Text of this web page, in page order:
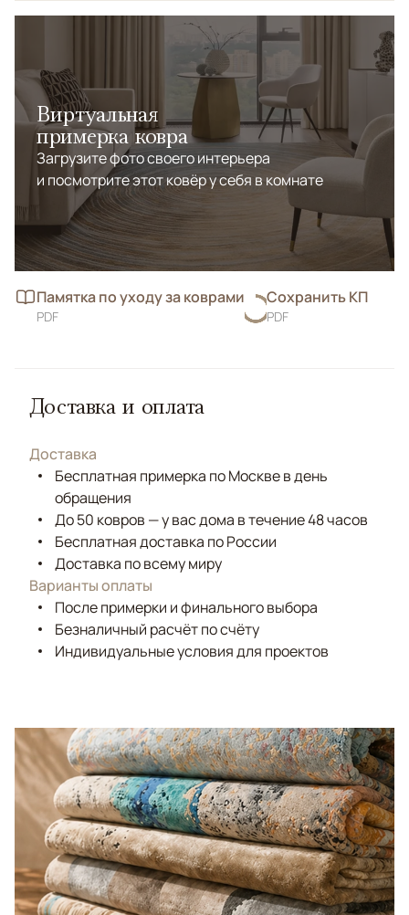
Виртуальная
примерка ковра
Загрузите фото своего интерьера
и посмотрите этот ковёр у себя в комнате
Памятка по уходу за коврами
PDF
Сохранить КП
PDF
Доставка и оплата
Доставка
Бесплатная примерка по Москве в день
обращения
До 50 ковров — у вас дома в течение 48 часов
Бесплатная доставка по России
Доставка по всему миру
Варианты оплаты
После примерки и финального выбора
Безналичный расчёт по счёту
Индивидуальные условия для проектов